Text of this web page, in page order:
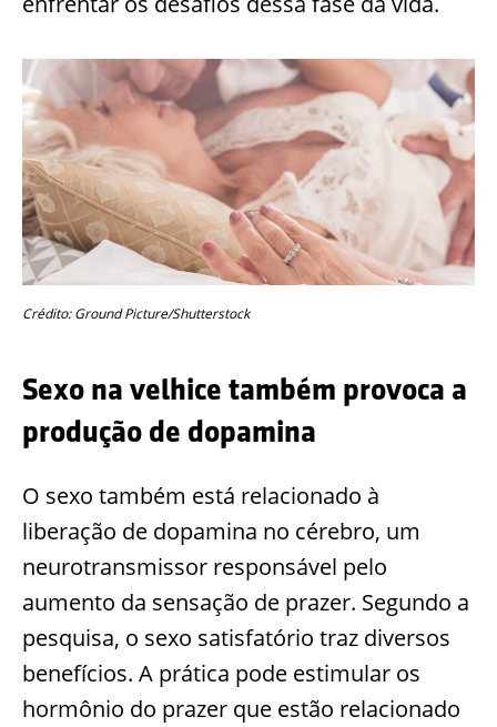
Crédito: Ground Picture/Shutterstock
Sexo na velhice também provoca a
produção de dopamina
O sexo também está relacionado à
liberação de dopamina no cérebro, um
neurotransmissor responsável pelo
aumento da sensação de prazer. Segundo a
pesquisa, o sexo satisfatório traz diversos
benefícios. A prática pode estimular os
hormônio do prazer que estão relacionado